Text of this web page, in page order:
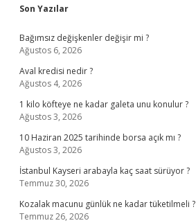
Sidebar
Son Yazılar
Bağımsız değişkenler değişir mi ?
Ağustos 6, 2026
Aval kredisi nedir ?
Ağustos 4, 2026
1 kilo köfteye ne kadar galeta unu konulur ?
Ağustos 3, 2026
10 Haziran 2025 tarihinde borsa açık mı ?
Ağustos 3, 2026
İstanbul Kayseri arabayla kaç saat sürüyor ?
Temmuz 30, 2026
Kozalak macunu günlük ne kadar tüketilmeli ?
Temmuz 26, 2026